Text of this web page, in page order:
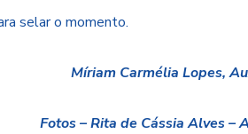
selar o momento.
Míriam Carmélia Lopes,
Fotos – Rita de Cássia Alves –